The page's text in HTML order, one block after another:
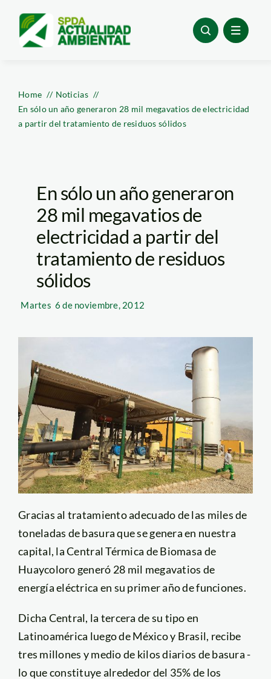
content
Home
Noticias
En sólo un año generaron 28 mil megavatios de electricidad
a partir del tratamiento de residuos sólidos
En sólo un año generaron
28 mil megavatios de
electricidad a partir del
tratamiento de residuos
sólidos
Martes 6 de noviembre, 2012
Gracias al tratamiento adecuado de las miles de
toneladas de basura que se genera en nuestra
capital, la Central Térmica de Biomasa de
Huaycoloro generó 28 mil megavatios de
energía eléctrica en su primer año de funciones.
Dicha Central, la tercera de su tipo en
Latinoamérica luego de México y Brasil, recibe
tres millones y medio de kilos diarios de basura -
lo que constituye alrededor del 35% de los